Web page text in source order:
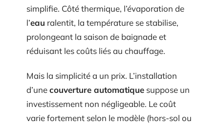
simplifie. Côté thermique, l’évaporation de
l’eau ralentit, la température se stabilise,
prolongeant la saison de baignade et
réduisant les coûts liés au chauffage.
Mais la simplicité a un prix. L’installation
d’unecouverture automatique suppose un
investissement non négligeable. Le coût
varie fortement selon le modèle (hors-sol ou